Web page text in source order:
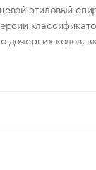
этиловый
кодов,